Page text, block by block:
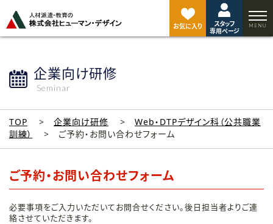
お気に入り
スタッフ
専用ページ
企業向け研修
Seminar
TOP 企業向け研修
Web・DTPデザイン科（公共職業
訓練）
ご予約・お問い合わせフォーム
ご予約・お問い合わせフォーム
必要事項をご入力いただいてお問合せください。後日担当者よりご連
絡させていただきます。
ジ
ト